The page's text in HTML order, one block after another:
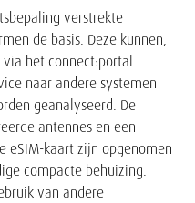
verstrekte
de basis. Deze kunnen,
het connect:portal
naar andere systemen
geanalyseerd. De
antennes en een
eSIM-kaart zijn opgenomen
compacte behuizing.
van andere